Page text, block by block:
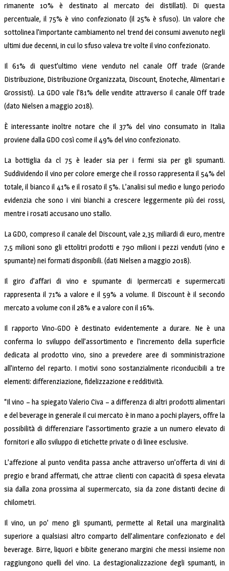
rimanente 10% è destinato al mercato dei distillati). Di questa
percentuale, il 75% è vino confezionato (il 25% è sfuso). Un valore che
sottolinea l’importante cambiamento nel trend dei consumi avvenuto negli
ultimi due decenni, in cui lo sfuso valeva tre volte il vino confezionato.
Il 61% di quest’ultimo viene venduto nel canale Off trade (Grande
Distribuzione, Distribuzione Organizzata, Discount, Enoteche, Alimentari e
Grossisti). La GDO vale l’81% delle vendite attraverso il canale Off trade
(dato Nielsen a maggio 2018).
È interessante inoltre notare che il 37% del vino consumato in Italia
proviene dalla GDO così come il 49% del vino confezionato.
La bottiglia da cl 75 è leader sia per i fermi sia per gli spumanti.
Suddividendo il vino per colore emerge che il rosso rappresenta il 54% del
totale, il bianco il 41% e il rosato il 5%. L’analisi sul medio e lungo periodo
evidenzia che sono i vini bianchi a crescere leggermente più dei rossi,
mentre i rosati accusano uno stallo.
La GDO, compreso il canale del Discount, vale 2,35 miliardi di euro, mentre
7,5 milioni sono gli ettolitri prodotti e 790 milioni i pezzi venduti (vino e
spumante) nei formati disponibili. (dati Nielsen a maggio 2018).
Il giro d’affari di vino e spumante di Ipermercati e supermercati
rappresenta il 71% a valore e il 59% a volume. Il Discount è il secondo
mercato a volume con il 28% e a valore con il 16%.
Il rapporto Vino-GDO è destinato evidentemente a durare. Ne è una
conferma lo sviluppo dell’assortimento e l’incremento della superficie
dedicata al prodotto vino, sino a prevedere aree di somministrazione
all’interno del reparto. I motivi sono sostanzialmente riconducibili a tre
elementi: differenziazione, fidelizzazione e redditività.
“Il vino – ha spiegato Valerio Civa – a differenza di altri prodotti alimentari
e del beverage in generale il cui mercato è in mano a pochi players, offre la
possibilità di differenziare l’assortimento grazie a un numero elevato di
fornitori e allo sviluppo di etichette private o di linee esclusive.
L’affezione al punto vendita passa anche attraverso un’offerta di vini di
pregio e brand affermati, che attrae clienti con capacità di spesa elevata
sia dalla zona prossima al supermercato, sia da zone distanti decine di
chilometri.
Il vino, un po’ meno gli spumanti, permette al Retail una marginalità
superiore a qualsiasi altro comparto dell’alimentare confezionato e del
beverage. Birre, liquori e bibite generano margini che messi insieme non
raggiungono quelli del vino. La destagionalizzazione degli spumanti, in